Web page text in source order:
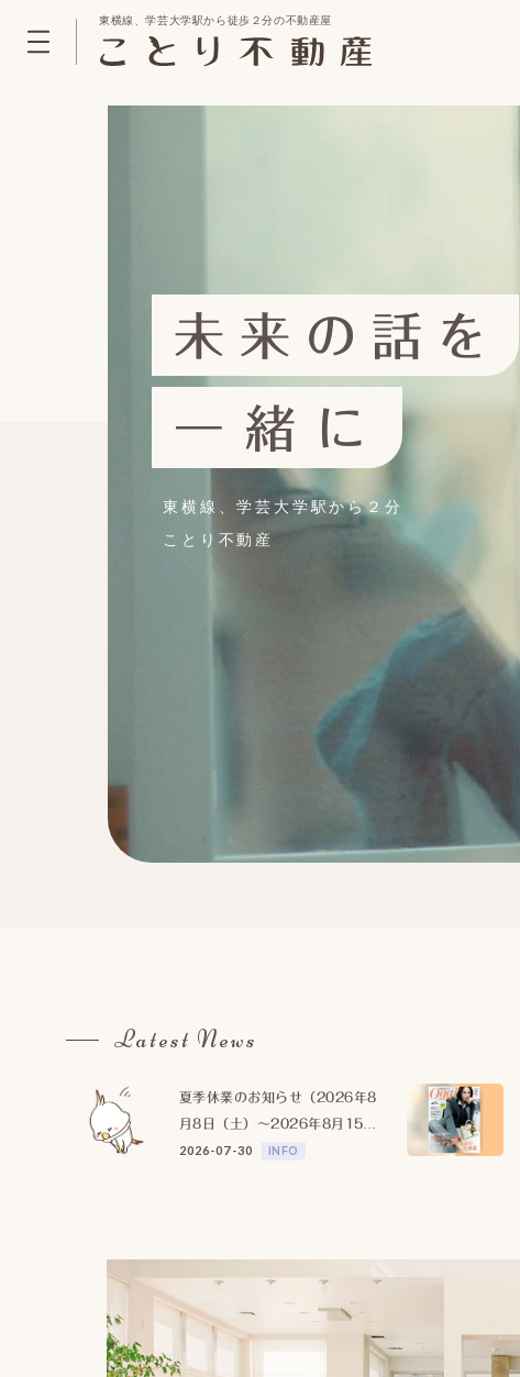
東横線、学芸大学駅から徒歩２分の不動産屋
未来の話を
一緒に
東横線、学芸大学駅から２分
ことり不動産
Latest News
夏季休業のお知らせ（2026年8
月8日（土）〜2026年8月15日
（土））
2026-07-30 INFO